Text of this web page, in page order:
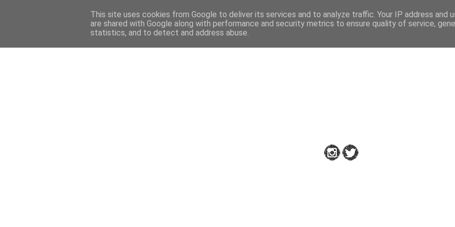
This site uses cookies from Google to deliver its services and to analyze traffic. Your IP address and
are shared with Google along with performance and security metrics to ensure quality of service,
statistics, and to detect and address abuse.